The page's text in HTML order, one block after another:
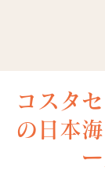
コスタ
の日本